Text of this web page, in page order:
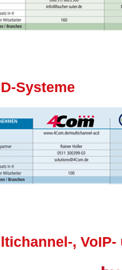
Systeme
,